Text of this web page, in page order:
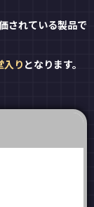
されている製品で
入り となります。